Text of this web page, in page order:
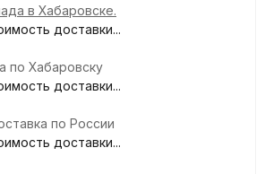
в Хабаровске.
доставки...
по Хабаровску
доставки...
по России
доставки...